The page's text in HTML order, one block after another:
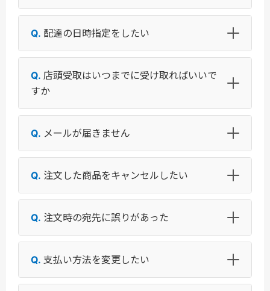
配達の日時指定をしたい
店頭受取はいつまでに受け取ればいいで
すか
メールが届きません
注文した商品をキャンセルしたい
注文時の宛先に誤りがあった
支払い方法を変更したい